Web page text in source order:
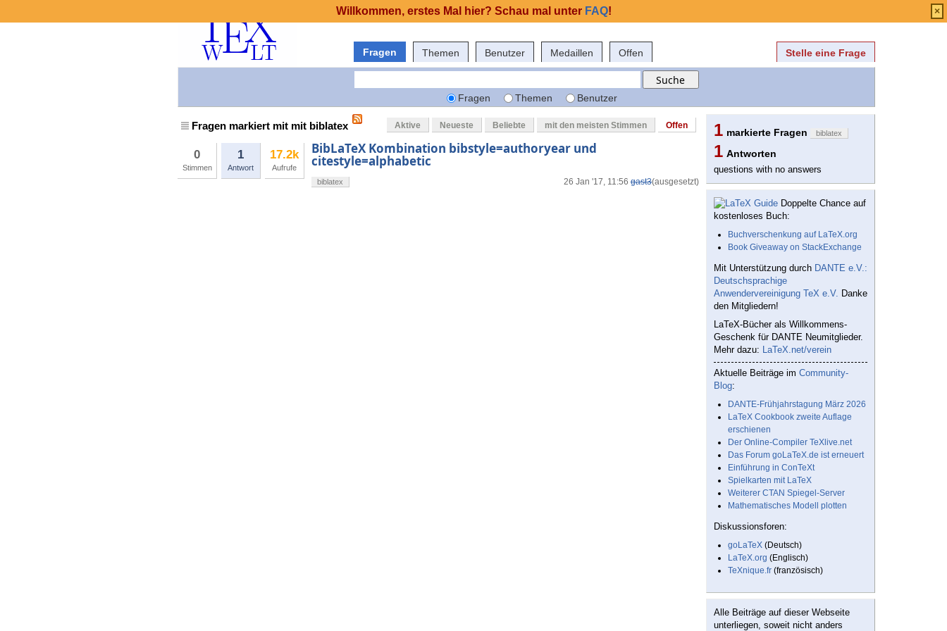
Fragen Themen Benutzer Medaillen Offen Stelle eine Frage
Fragen Themen Benutzer
Fragen markiert mit mit biblatex Aktive Neueste Beliebte mit den meisten Stimmen Offen
0
Stimmen
1
Antwort
17.2k
Aufrufe
BibLaTeX Kombination bibstyle=authoryear und
citestyle=alphabetic
26 Jan '17, 11:56 gast3(ausgesetzt)
biblatex
1 markierte Fragen biblatex
1 Antworten
questions with no answers
Doppelte Chance auf
kostenloses Buch:
Buchverschenkung auf LaTeX.org
Book Giveaway on StackExchange
Mit Unterstützung durch DANTE e.V.:
Deutschsprachige
Anwendervereinigung TeX e.V. Danke
den Mitgliedern!
LaTeX-Bücher als Willkommens-
Geschenk für DANTE Neumitglieder.
Mehr dazu: LaTeX.net/verein
Aktuelle Beiträge im Community-
Blog:
DANTE-Frühjahrstagung März 2026
LaTeX Cookbook zweite Auflage
erschienen
Der Online-Compiler TeXlive.net
Das Forum goLaTeX.de ist erneuert
Einführung in ConTeXt
Spielkarten mit LaTeX
Weiterer CTAN Spiegel-Server
Mathematisches Modell plotten
Diskussionsforen:
goLaTeX (Deutsch)
LaTeX.org (Englisch)
TeXnique.fr (französisch)
Alle Beiträge auf dieser Webseite
unterliegen, soweit nicht anders
Willkommen, erstes Mal hier? Schau mal unter FAQ! ×